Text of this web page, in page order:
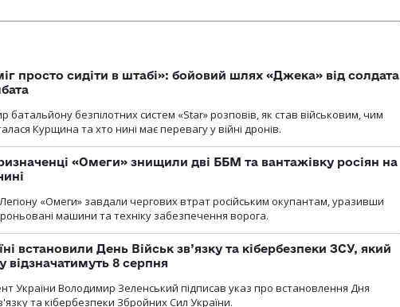
просто сидіти в штабі»: бойовий шлях «Джека» від солдата
батальйону безпілотних систем «Star» розповів, як став військовим, чим
Курщина та хто нині має перевагу у війні дронів.
«Омеги» знищили дві ББМ та вантажівку росіян на
Легіону «Омеги» завдали чергових втрат російським окупантам, уразивши
машини та техніку забезпечення ворога.
встановили День Військ зв’язку та кібербезпеки ЗСУ, який
відзначатимуть 8 серпня
України Володимир Зеленський підписав указ про встановлення Дня
та кібербезпеки Збройних Сил України.